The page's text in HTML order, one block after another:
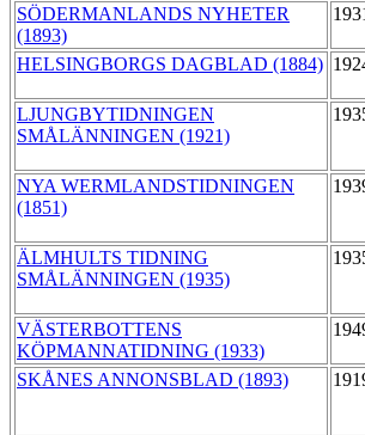
SÖDERMANLANDS NYHETER
(1893)
HELSINGBORGS DAGBLAD (1884)
LJUNGBYTIDNINGEN
SMÅLÄNNINGEN (1921)
NYA WERMLANDSTIDNINGEN
(1851)
ÄLMHULTS TIDNING
SMÅLÄNNINGEN (1935)
VÄSTERBOTTENS
KÖPMANNATIDNING (1933)
SKÅNES ANNONSBLAD (1893)